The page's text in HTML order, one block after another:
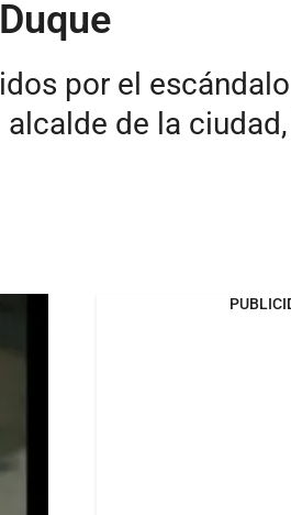
por el
de la